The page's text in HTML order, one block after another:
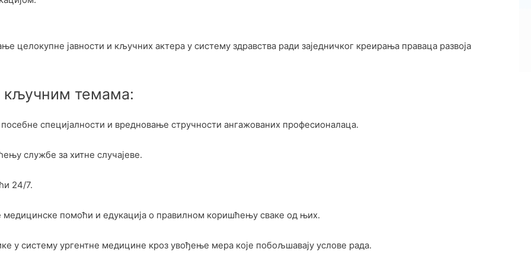
јавности и кључних актера у систему здравства ради заједничког креирања праваца развоја
темама:
специјалности и вредновање стручности ангажованих професионалаца.
службе за хитне случајеве.
24/7.
помоћи и едукација о правилном коришћењу сваке од њих.
у систему ургентне медицине кроз увођење мера које побољшавају услове рада.